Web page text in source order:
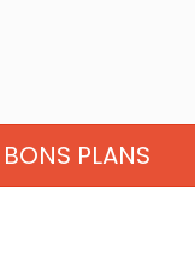
BONS PLANS